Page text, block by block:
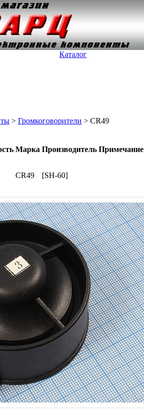
Каталог
> Громкоговорители > CR49
Марка Производитель Примечание
CR49 [SH-60]